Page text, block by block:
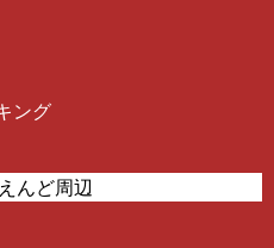
ング
んど周辺